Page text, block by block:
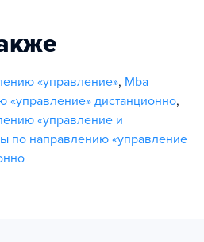
«управление», Mba
дистанционно,
«управление и
по направлению «управление